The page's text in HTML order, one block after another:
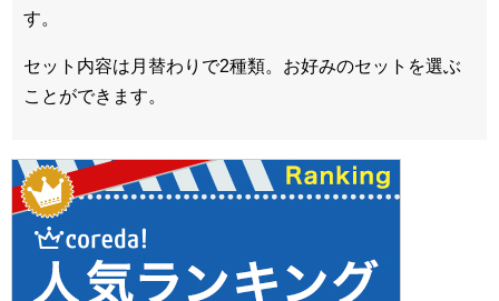
す。
セット内容は月替わりで2種類。お好みのセットを選ぶ
ことができます。